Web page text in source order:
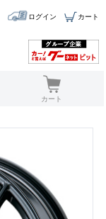
ログイン カート
カート